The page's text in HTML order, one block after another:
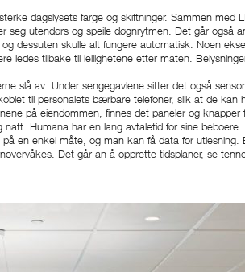
dagslysets farge og skiftninger. Sammen med
utendørs og speile døgnrytmen. Det går også
dessuten skulle alt fungere automatisk. Noen
ledes tilbake til leilighetene etter maten.
slå av. Under sengegavlene sitter det også
til personalets bærbare telefoner, slik at de kan
på eiendommen, finnes det paneler og
Humana har en lang avtaletid for sine
en enkel måte, og man kan få data for
Det går an å opprette tidsplaner, se